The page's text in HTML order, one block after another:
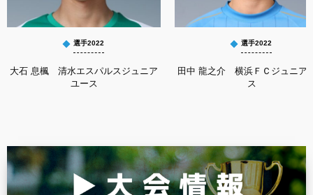
選手2022
大石 息楓 清水エスパルスジュニア
ユース
選手2022
田中 龍之介 横浜ＦＣジュニア
ス